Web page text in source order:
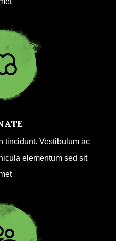
tincidunt. Vestibulum ac
elementum sed sit